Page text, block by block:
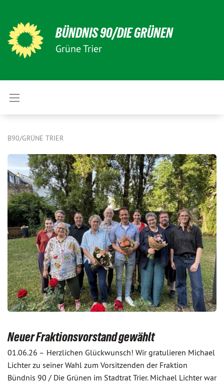
BÜNDNIS 90/DIE GRÜNEN
Grüne Trier
B90/GRÜNE TRIER
Neuer Fraktionsvorstand gewählt
01.06.26 – Herzlichen Glückwunsch! Wir gratulieren Michael
Lichter zu seiner Wahl zum Vorsitzenden der Fraktion
Bündnis 90 / Die Grünen im Stadtrat Trier. Michael Lichter war